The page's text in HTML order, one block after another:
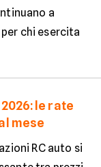
a
chi esercita
le rate
mese
RC auto si